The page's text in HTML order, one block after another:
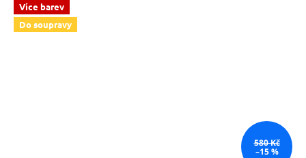
Více barev
Do soupravy
580 Kč
–15 %